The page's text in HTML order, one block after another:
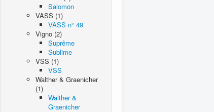
Salomon
VASS (1)
VASS n° 49
Vigno (2)
Suprême
Sublime
VSS (1)
VSS
Walther & Graenicher
(1)
Walther &
Graenicher